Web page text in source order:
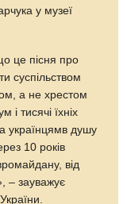
у музеї
це пісня про
суспільством
а не хрестом
тисячі їхніх
українцямв душу
10 років
від
– зауважує